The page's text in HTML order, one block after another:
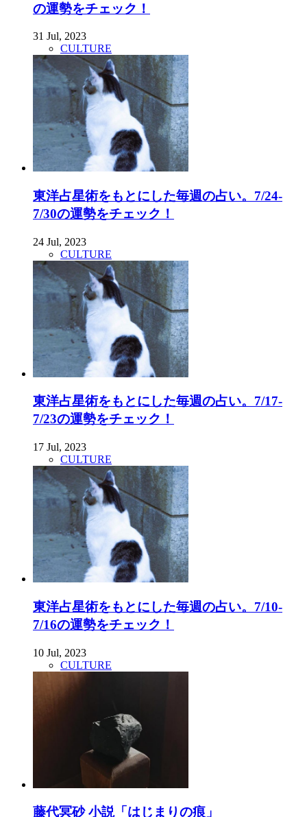
の運勢をチェック！
31 Jul, 2023
CULTURE
東洋占星術をもとにした毎週の占い。7/24-
7/30の運勢をチェック！
24 Jul, 2023
CULTURE
東洋占星術をもとにした毎週の占い。7/17-
7/23の運勢をチェック！
17 Jul, 2023
CULTURE
東洋占星術をもとにした毎週の占い。7/10-
7/16の運勢をチェック！
10 Jul, 2023
CULTURE
藤代冥砂 小説「はじまりの痕」